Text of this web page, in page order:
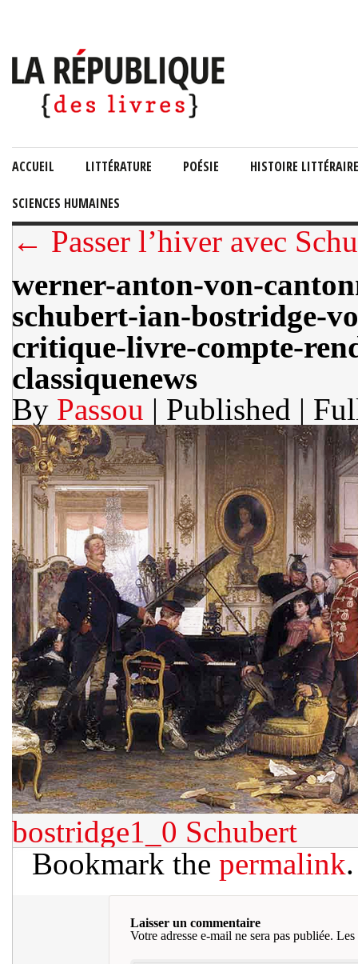
ACCUEIL LITTÉRATURE POÉSIE HISTOIRE LITTÉRAIRE
SCIENCES HUMAINES
← Passer l’hiver avec
werner-anton-von-
schubert-ian-bostridge-
critique-livre-compte-
classiquenews
By Passou | Published |
bostridge1_0 Schubert
Bookmark the permalink.
Laisser un commentaire
Votre adresse e-mail ne sera pas publiée. Les